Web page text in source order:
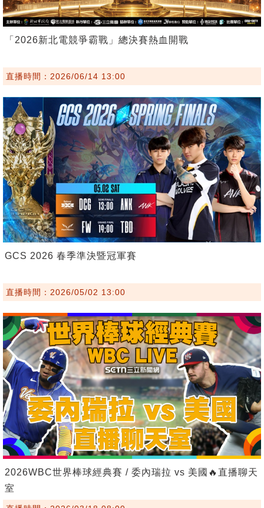
「2026新北電競爭霸戰」總決賽熱血開戰
直播時間：2026/06/14 13:00
GCS 2026 春季準決暨冠軍賽
直播時間：2026/05/02 13:00
2026WBC世界棒球經典賽 / 委內瑞拉 vs 美國🔥直播聊天
室